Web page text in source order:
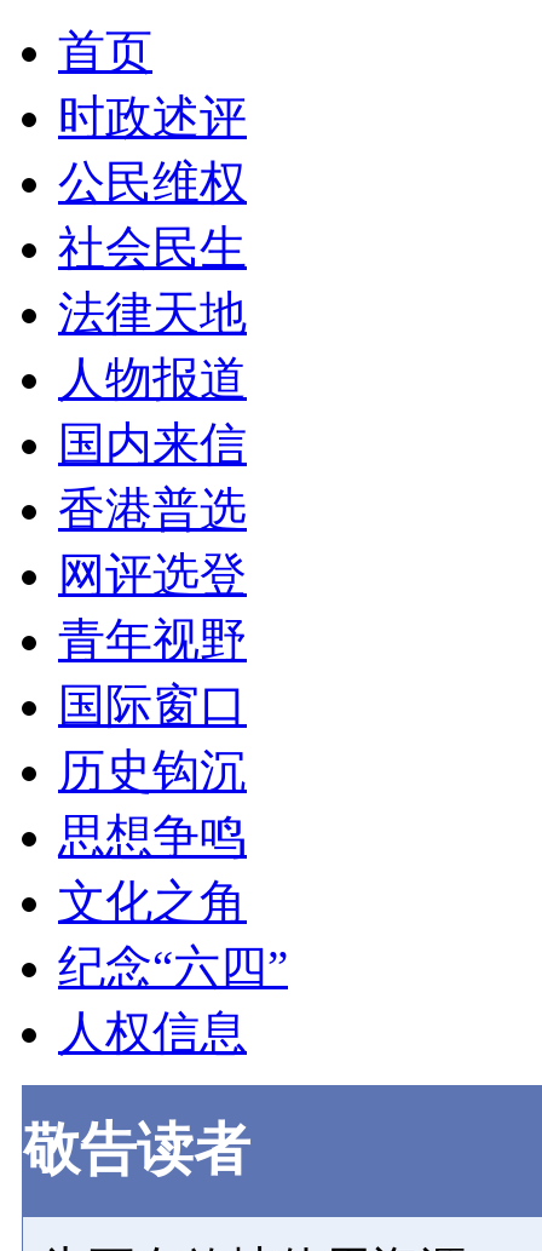
首页
时政述评
公民维权
社会民生
法律天地
人物报道
国内来信
香港普选
网评选登
青年视野
国际窗口
历史钩沉
思想争鸣
文化之角
纪念“六四”
人权信息
敬告读者